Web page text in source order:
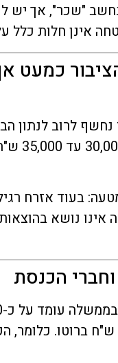
"שכר", אך יש
אינן חלות
לרוב לנתון
לאחר
בעוד אזרח
נושא
הכנסת
של חבר כנסת נע סביב 45,000